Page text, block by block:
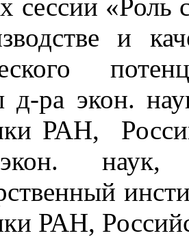
сессии «Роль
и
д-ра экон.
РАН,
РАН,